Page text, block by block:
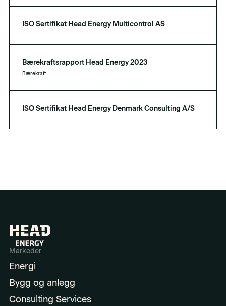
ISO Sertifikat Head Energy Multicontrol AS
Bærekraftsrapport Head Energy 2023
Bærekraft
ISO Sertifikat Head Energy Denmark Consulting A/S
Markeder
Energi
Bygg og anlegg
Consulting Services